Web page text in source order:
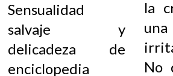
Sensualidad
salvaje y
delicadeza de
enciclopedia
la
No